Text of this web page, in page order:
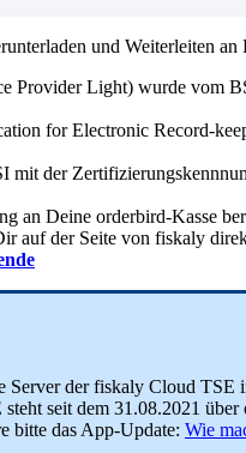
und Weiterleiten an
Provider Light) wurde vom
for Electronic Record-
mit der
an Deine orderbird-Kasse
auf der Seite von fiskaly
Server der fiskaly Cloud TSE
seit dem 31.08.2021
bitte das App-Update: Wie